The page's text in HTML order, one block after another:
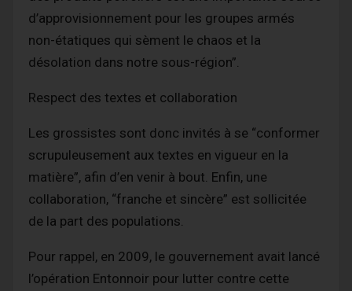
d’approvisionnement pour les groupes armés
non-étatiques qui sèment le chaos et la
désolation dans notre sous-région”.
Respect des textes et collaboration
Les grossistes sont donc invités à se “conformer
scrupuleusement aux textes en vigueur en la
matière”, afin d’en venir à bout. Enfin, une
collaboration, “franche et sincère” est sollicitée
de la part des populations.
Pour rappel, en 2009, le gouvernement avait lancé
l’opération Entonnoir pour lutter contre cette